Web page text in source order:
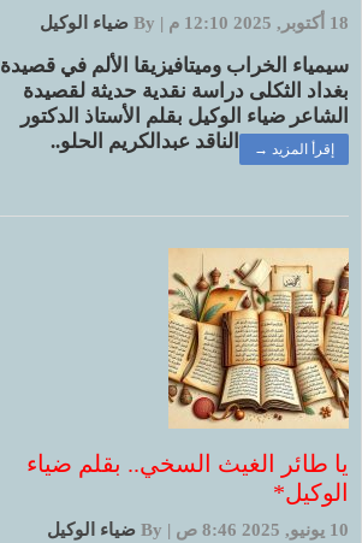
18 أكتوبر, 2025 12:10 م |
By ضياء الوكيل
سيمياء الخراب وميتافيزيقا الألم في قصيدة
بغداد الثكلى دراسة نقدية حديثة لقصيدة
الشاعر ضياء الوكيل بقلم الأستاذ الدكتور
الناقد عبدالكريم الحلو..
إقرأ المزيد →
يا طائر الغيث السخي.. بقلم ضياء
الوكيل*
10 يونيو, 2025 8:46 ص |
By ضياء الوكيل